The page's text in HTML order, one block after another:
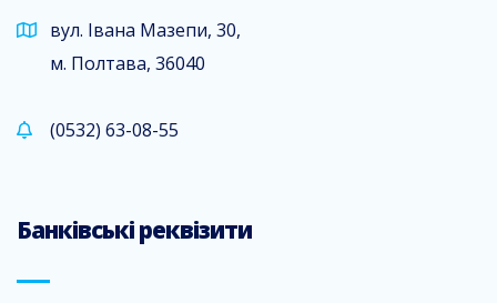
вул. Івана Мазепи, 30,
м. Полтава, 36040
(0532) 63-08-55
Банківські реквізити